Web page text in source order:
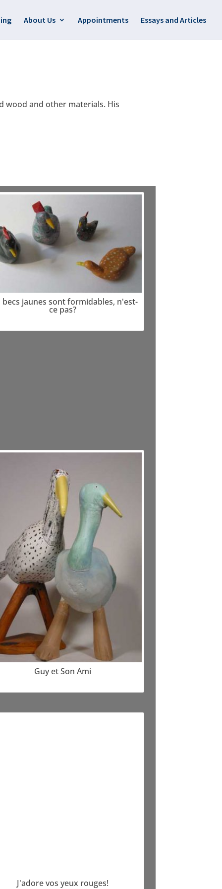
About Us Appointments Essays and Articles
wood and other materials. His
becs jaunes sont formidables, n'est-
ce pas?
Guy et Son Ami
J'adore vos yeux rouges!